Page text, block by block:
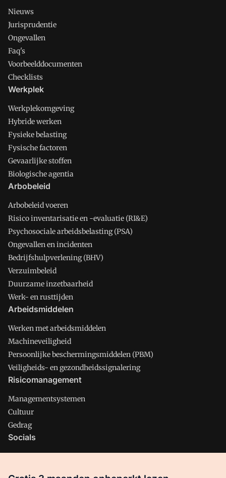
Nieuws
Jurisprudentie
Ongevallen
Faq's
Voorbeelddocumenten
Checklists
Werkplek
Werkplekomgeving
Hybride werken
Fysieke belasting
Fysische factoren
Gevaarlijke stoffen
Biologische agentia
Arbobeleid
Arbobeleid voeren
Risico inventarisatie en -evaluatie (RI&E)
Psychosociale arbeidsbelasting (PSA)
Ongevallen en incidenten
Bedrijfshulpverlening (BHV)
Verzuimbeleid
Duurzame inzetbaarheid
Werk- en rusttijden
Arbeidsmiddelen
Werken met arbeidsmiddelen
Machineveiligheid
Persoonlijke beschermingsmiddelen (PBM)
Veiligheids- en gezondheidssignalering
Risicomanagement
Managementsystemen
Cultuur
Gedrag
Socials